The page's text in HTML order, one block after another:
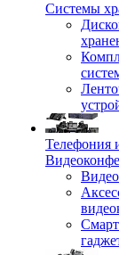
Системы
Телефония